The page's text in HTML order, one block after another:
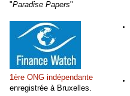
"Paradise Papers"
1ère ONG indépendante
enregistrée à Bruxelles.